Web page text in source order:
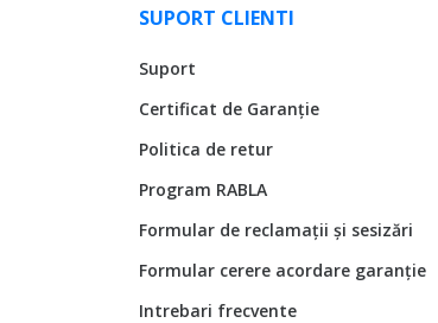
SUPORT CLIENTI
Suport
Certificat de Garanție
Politica de retur
Program RABLA
Formular de reclamații și sesizări
Formular cerere acordare garanție
Intrebari frecvente